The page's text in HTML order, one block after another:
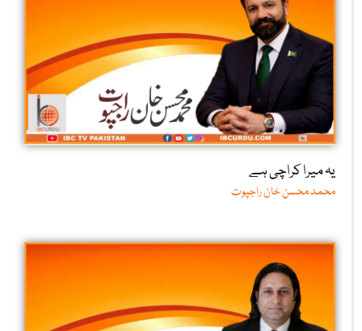
یہ میرا کراچی ہے
محمد محسن خان راجپوت